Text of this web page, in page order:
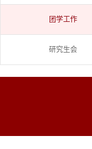
团学工作
研究生会